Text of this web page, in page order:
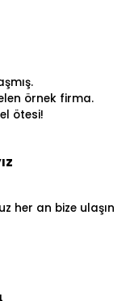
örnek firma.
ötesi!
her an bize ulaşın